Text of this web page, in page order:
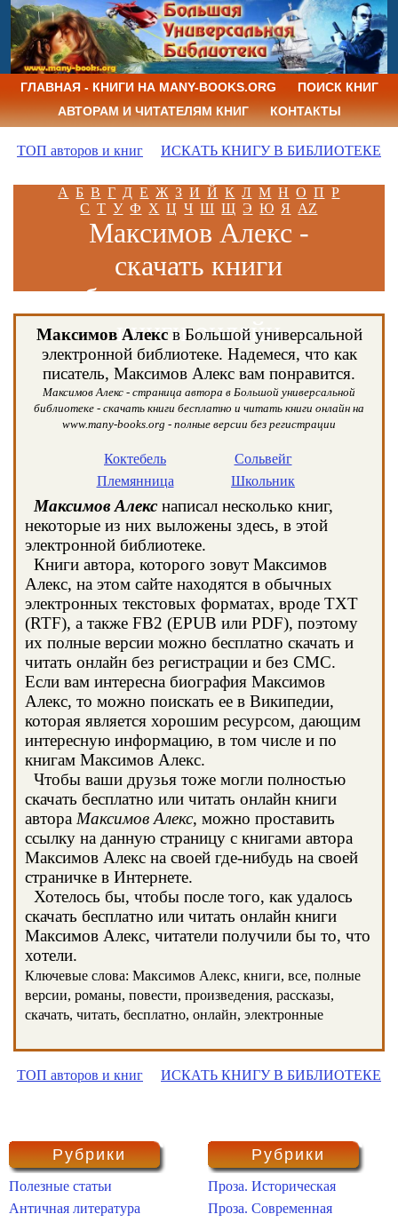
ГЛАВНАЯ - КНИГИ НА MANY-BOOKS.ORG
ПОИСК КНИГ
АВТОРАМ И ЧИТАТЕЛЯМ КНИГ
КОНТАКТЫ
ТОП авторов и книг ИСКАТЬ КНИГУ В БИБЛИОТЕКЕ
А Б В Г Д Е Ж З И Й К Л М Н О П Р
С Т У Ф Х Ц Ч Ш Щ Э Ю Я AZ
Максимов Алекс -
скачать книги
бесплатно и читать
книги онлайн
Максимов Алексв Большой универсальной
электронной библиотеке. Надемеся, что как
писатель, Максимов Алекс вам понравится.
Максимов Алекс - страница автора в Большой универсальной
библиотеке - скачать книги бесплатно и читать книги онлайн на
www.many-books.org - полные версии без регистрации
Коктебель
Племянница
Сольвейг
Школьник
Максимов Алекс написал несколько книг,
некоторые из них выложены здесь, в этой
электронной библиотеке.
Книги автора, которого зовут Максимов
Алекс, на этом сайте находятся в обычных
электронных текстовых форматах, вроде TXT
(RTF), а также FB2 (EPUB или PDF), поэтому
их полные версии можно бесплатно скачать и
читать онлайн без регистрации и без СМС.
Если вам интересна биография Максимов
Алекс, то можно поискать ее в Википедии,
которая является хорошим ресурсом, дающим
интересную информацию, в том числе и по
книгам Максимов Алекс.
Чтобы ваши друзья тоже могли полностью
скачать бесплатно или читать онлайн книги
автора Максимов Алекс, можно проставить
ссылку на данную страницу с книгами автора
Максимов Алекс на своей где-нибудь на своей
страничке в Интернете.
Хотелось бы, чтобы после того, как удалось
скачать бесплатно или читать онлайн книги
Максимов Алекс, читатели получили бы то, что
хотели.
Ключевые слова: Максимов Алекс, книги, все, полные
версии, романы, повести, произведения, рассказы,
скачать, читать, бесплатно, онлайн, электронные
ТОП авторов и книг ИСКАТЬ КНИГУ В БИБЛИОТЕКЕ
Рубрики
Полезные статьи
Античная литература
Рубрики
Проза. Историческая
Проза. Современная